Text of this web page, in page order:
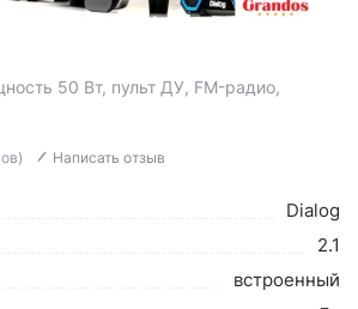
50 Вт, пульт ДУ, FM-радио,
Написать отзыв
Dialog
2.1
встроенный